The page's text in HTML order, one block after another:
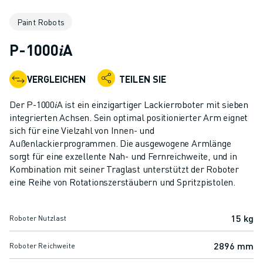
ROBOTERPALETTE
ROBOTER-ZUBEHÖR
ROBOTER-SOFTWARE
SIMULATIONSSOFTWARE
ROBOTER-AUTOMATISIERUNG
KOMPAKTE CNC-BEARBEITUNGSZENTREN
ROBODRILL-FILTER
ROBODRILL KOMPAKTE CNC-BEARBEITUNGSZENTREN
ROBODRILL HARDWARE
ROBODRILL NACHHALTIGKEIT
ROBODRILL BILDUNGSPAKET
Paint Robots
P-1000𝑖A
VERGLEICHEN TEILEN SIE
Der P-1000𝑖A ist ein einzigartiger Lackierroboter mit sieben
integrierten Achsen. Sein optimal positionierter Arm eignet
sich für eine Vielzahl von Innen- und
Außenlackierprogrammen. Die ausgewogene Armlänge
sorgt für eine exzellente Nah- und Fernreichweite, und in
Kombination mit seiner Traglast unterstützt der Roboter
eine Reihe von Rotationszerstäubern und Spritzpistolen.
Roboter Nutzlast 15 kg
Roboter Reichweite 2896 mm